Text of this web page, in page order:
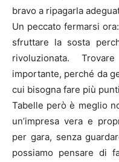
bravo a ripagarla
Un peccato fermarsi
sfruttare la sosta
rivoluzionata.
importante, perché da
cui bisogna fare più
Tabelle però è meglio
un’impresa vera e
per gara, senza
possiamo pensare di